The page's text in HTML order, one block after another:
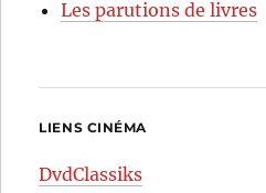
Les parutions de livres
LIENS CINÉMA
DvdClassiks